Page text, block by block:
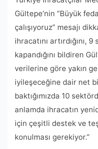
Gültepe’nin “Büyük
çalışıyoruz” mesajı
ihracatını artırdığını,
kapandığını bildiren
verilerine göre yakın
iyileşeceğine dair net
baktığımızda 10
anlamda ihracatın
için çeşitli destek ve
konulması gerekiyor.”